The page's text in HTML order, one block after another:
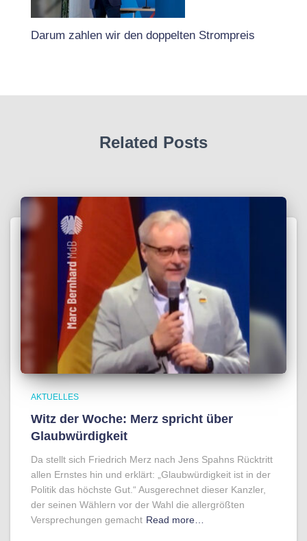
Darum zahlen wir den doppelten Strompreis
Related Posts
AKTUELLES
Witz der Woche: Merz spricht über
Glaubwürdigkeit
Da stellt sich Friedrich Merz nach Jens Spahns Rücktritt
allen Ernstes hin und erklärt: „Glaubwürdigkeit ist in der
Politik das höchste Gut.“ Ausgerechnet dieser Kanzler,
der seinen Wählern vor der Wahl die allergrößten
Versprechungen gemacht Read more…